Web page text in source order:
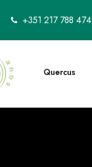
+351 217 788 474
Quercus